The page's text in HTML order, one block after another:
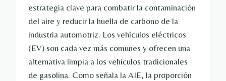
estrategia clave para combatir la contaminación
del aire y reducir la huella de carbono de la
industria automotriz. Los vehículos eléctricos
(EV) son cada vez más comunes y ofrecen una
alternativa limpia a los vehículos tradicionales
de gasolina. Como señala la AIE, la proporción